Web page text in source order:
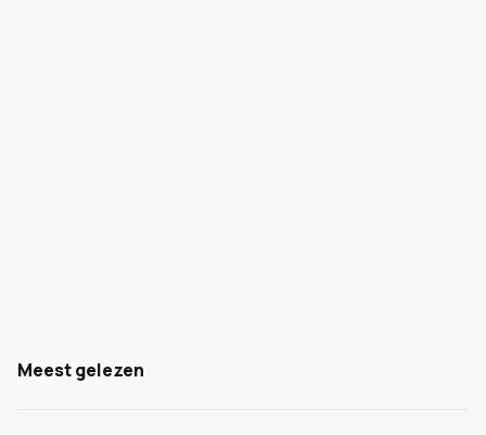
Meest gelezen